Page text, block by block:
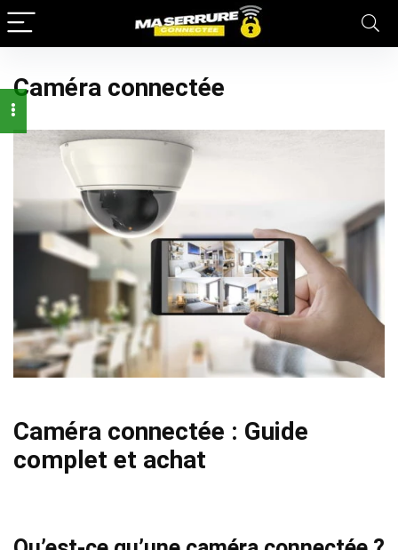
Caméra connectée
Caméra connectée : Guide
complet et achat